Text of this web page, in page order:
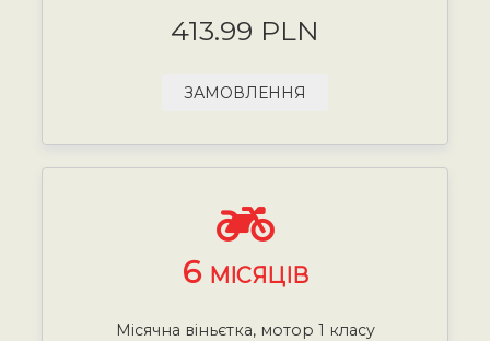
413.99 PLN
ЗАМОВЛЕННЯ
6 МІСЯЦІВ
Місячна віньєтка, мотор 1 класу